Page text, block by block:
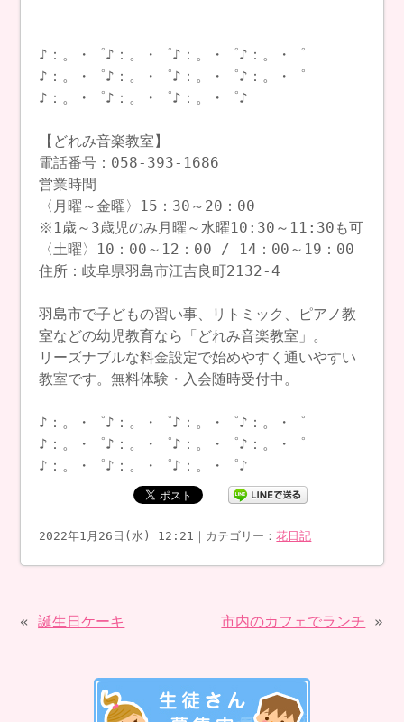
♪：。・゜♪：。・゜♪：。・゜♪：。・゜
♪：。・゜♪：。・゜♪：。・゜♪：。・゜
♪：。・゜♪：。・゜♪：。・゜♪
【どれみ音楽教室】
電話番号：058-393-1686
営業時間
〈月曜～金曜〉15：30～20：00
※1歳～3歳児のみ月曜～水曜10:30～11:30も可
〈土曜〉10：00～12：00 / 14：00～19：00
住所：岐阜県羽島市江吉良町2132-4
羽島市で子どもの習い事、リトミック、ピアノ教
室などの幼児教育なら「どれみ音楽教室」。
リーズナブルな料金設定で始めやすく通いやすい
教室です。無料体験・入会随時受付中。
♪：。・゜♪：。・゜♪：。・゜♪：。・゜
♪：。・゜♪：。・゜♪：。・゜♪：。・゜
♪：。・゜♪：。・゜♪：。・゜♪
2022年1月26日(水) 12:21｜カテゴリー：花日記
«誕生日ケーキ 市内のカフェでランチ »